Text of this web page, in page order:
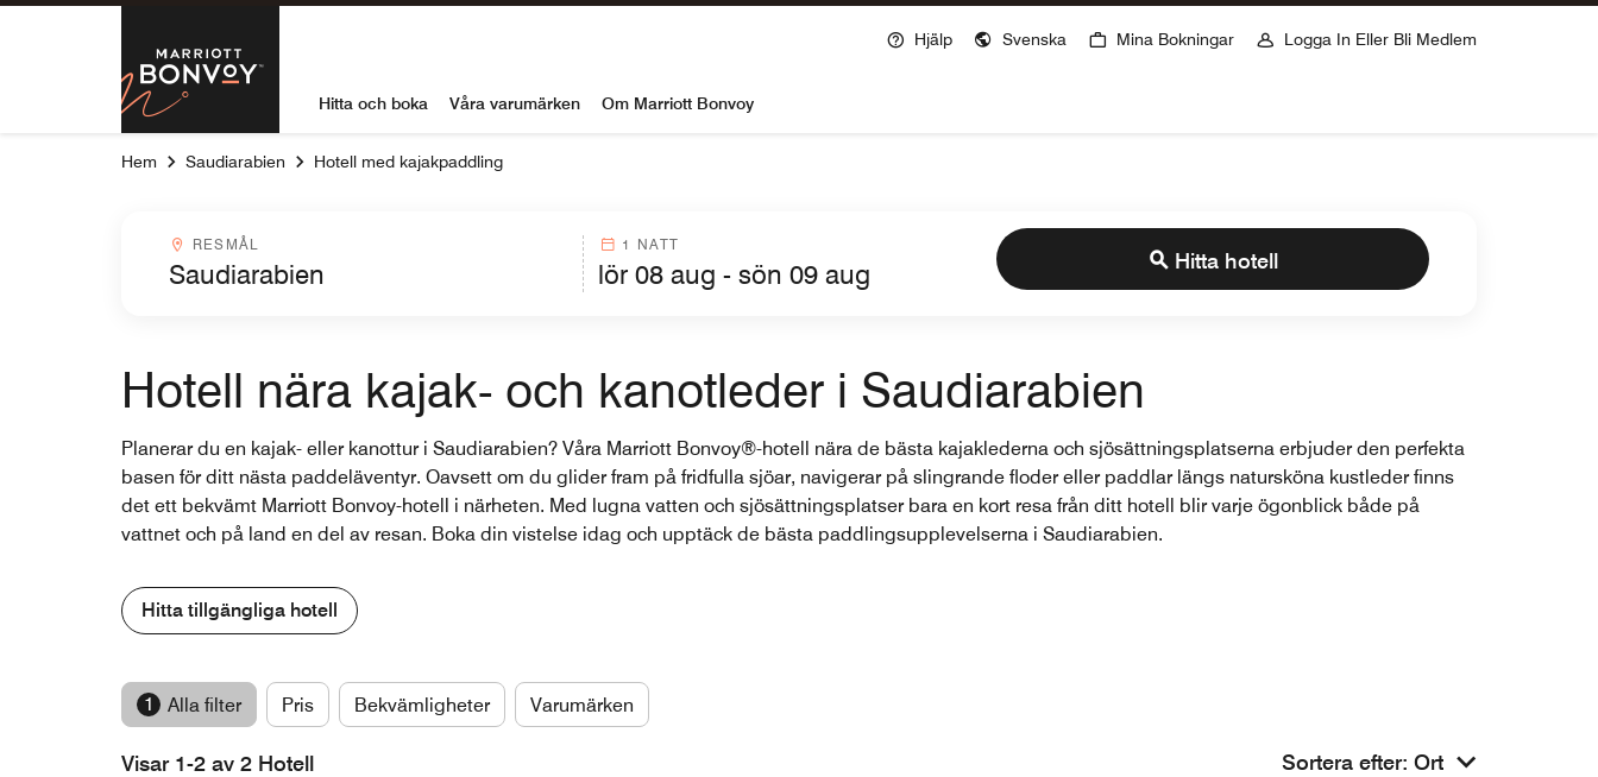
Skip to Content
Marriott Bonvoy
Hjälp
Öppnar ett nytt fönster
Svenska Mina Bokningar Logga In Eller Bli Medlem
Hitta och boka Våra varumärken Om Marriott Bonvoy
Hem Saudiarabien Hotell med kajakpaddling
Resmålcombobox
RESMÅL 1 NATT
Hitta hotell
Hotell nära kajak- och kanotleder i Saudiarabien
Planerar du en kajak- eller kanottur i Saudiarabien? Våra Marriott Bonvoy®-hotell nära de bästa kajaklederna och sjösättningsplatserna erbjuder den perfekta
basen för ditt nästa paddeläventyr. Oavsett om du glider fram på fridfulla sjöar, navigerar på slingrande floder eller paddlar längs natursköna kustleder finns
det ett bekvämt Marriott Bonvoy-hotell i närheten. Med lugna vatten och sjösättningsplatser bara en kort resa från ditt hotell blir varje ögonblick både på
vattnet och på land en del av resan. Boka din vistelse idag och upptäck de bästa paddlingsupplevelserna i Saudiarabien.
Hitta tillgängliga hotell
1 Alla filter Pris Bekvämligheter Varumärken
Visar 1-2 av 2 Hotell Sortera efter: Ort